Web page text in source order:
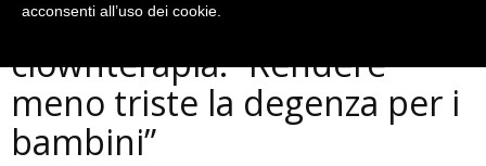
In piazza per promuovere la
clownterapia: ”Rendere
meno triste la degenza per i
bambini”
acconsenti all’uso dei cookie.